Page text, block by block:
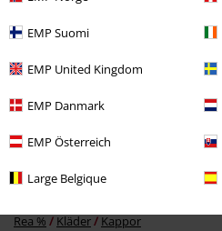
EMP Suomi
EMP United Kingdom
EMP Danmark
EMP Österreich
Large Belgique
Rea % Kläder Kappor